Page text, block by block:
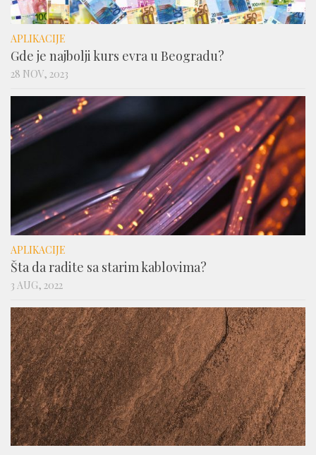
APLIKACIJE
Gde je najbolji kurs evra u Beogradu?
28 NOV, 2023
APLIKACIJE
Šta da radite sa starim kablovima?
3 AUG, 2022